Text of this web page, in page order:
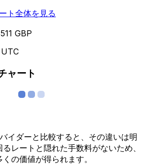
ト全体を見る
GBP
ャート
イダーと比較すると、その違いは明
レートと隠れた手数料がないため、
の価値が得られます。